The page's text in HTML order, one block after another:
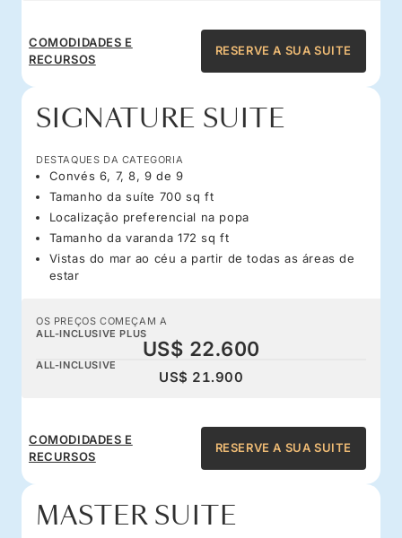
COMODIDADES E
RECURSOS
RESERVE A SUA SUITE
SIGNATURE SUITE
DESTAQUES DA CATEGORIA
Convés 6, 7, 8, 9 de 9
Tamanho da suíte 700 sq ft
Localização preferencial na popa
Tamanho da varanda 172 sq ft
Vistas do mar ao céu a partir de todas as áreas de
estar
OS PREÇOS COMEÇAM A
ALL-INCLUSIVE PLUS
US$ 22.600
ALL-INCLUSIVE
US$ 21.900
COMODIDADES E
RECURSOS
RESERVE A SUA SUITE
MASTER SUITE